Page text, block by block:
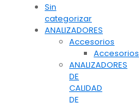
Sin
categorizar
ANALIZADORES
Accesorios
Accesorios
ANALIZADORES
DE
CALIDAD
DE